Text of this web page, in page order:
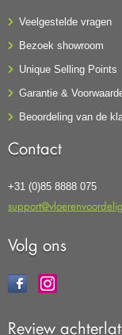
Veelgestelde vragen
Bezoek showroom
Unique Selling Points
Garantie &
Beoordeling van de
Contact
+31 (0)85 8888 075
Volg ons
Review